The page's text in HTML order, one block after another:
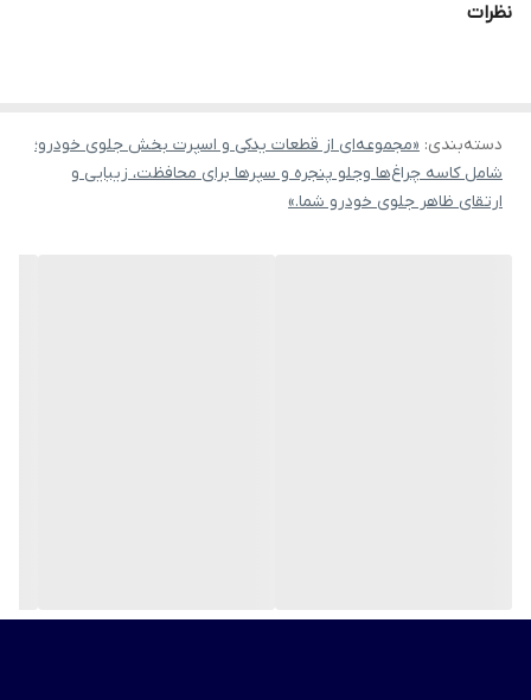
موجود در پک بکسل بند چسبی میتوانید بکسل بند چسبی را نصب
نظرات
دسته‌بندی: «مجموعه‌ای از قطعات یدکی و اسپرت بخش جلوی خودرو؛
شامل کاسه چراغ‌ها وجلو پنجره و سپرها برای محافظت، زیبایی و
ارتقای ظاهر جلوی خودرو شما.»